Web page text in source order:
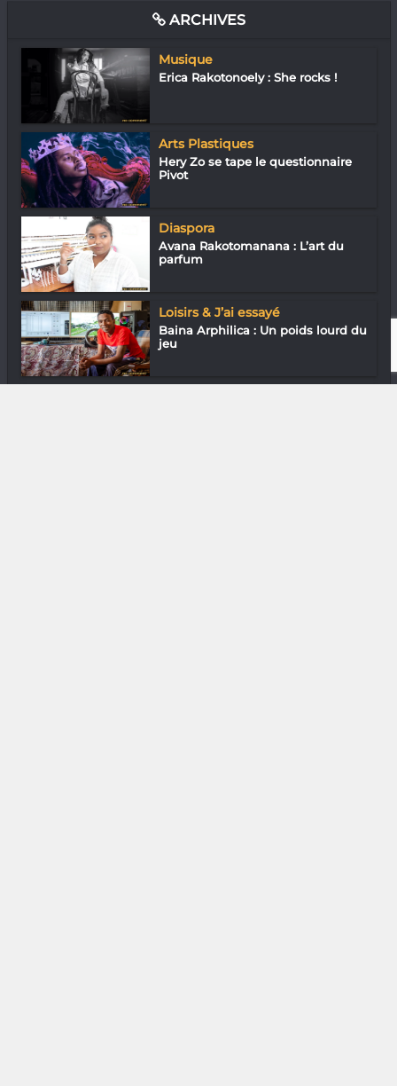
ARCHIVES
Musique
Erica Rakotonoely : She rocks !
Arts Plastiques
Hery Zo se tape le questionnaire
Pivot
Diaspora
Avana Rakotomanana : L’art du
parfum
Loisirs & J’ai essayé
Baina Arphilica : Un poids lourd du
jeu